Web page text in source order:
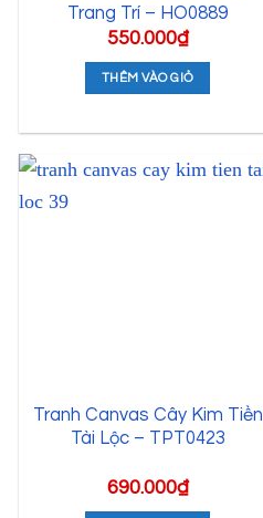
Trang Trí – HO0889
550.000₫
THÊM VÀO GIỎ
Tranh Canvas Cây Kim Tiền
Tài Lộc – TPT0423
690.000₫